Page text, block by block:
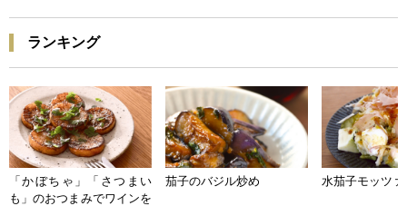
ランキング
「かぼちゃ」「さつまい
も」のおつまみでワインを
茄子のバジル炒め 水茄子モッツァ